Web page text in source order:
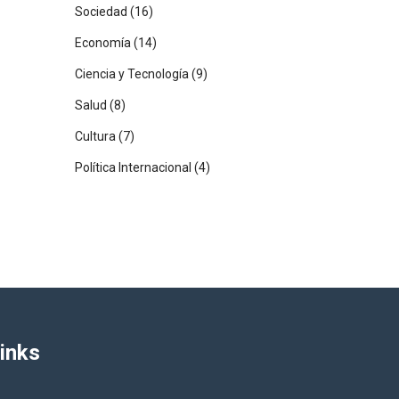
Sociedad (16)
Economía (14)
Ciencia y Tecnología (9)
Salud (8)
Cultura (7)
Política Internacional (4)